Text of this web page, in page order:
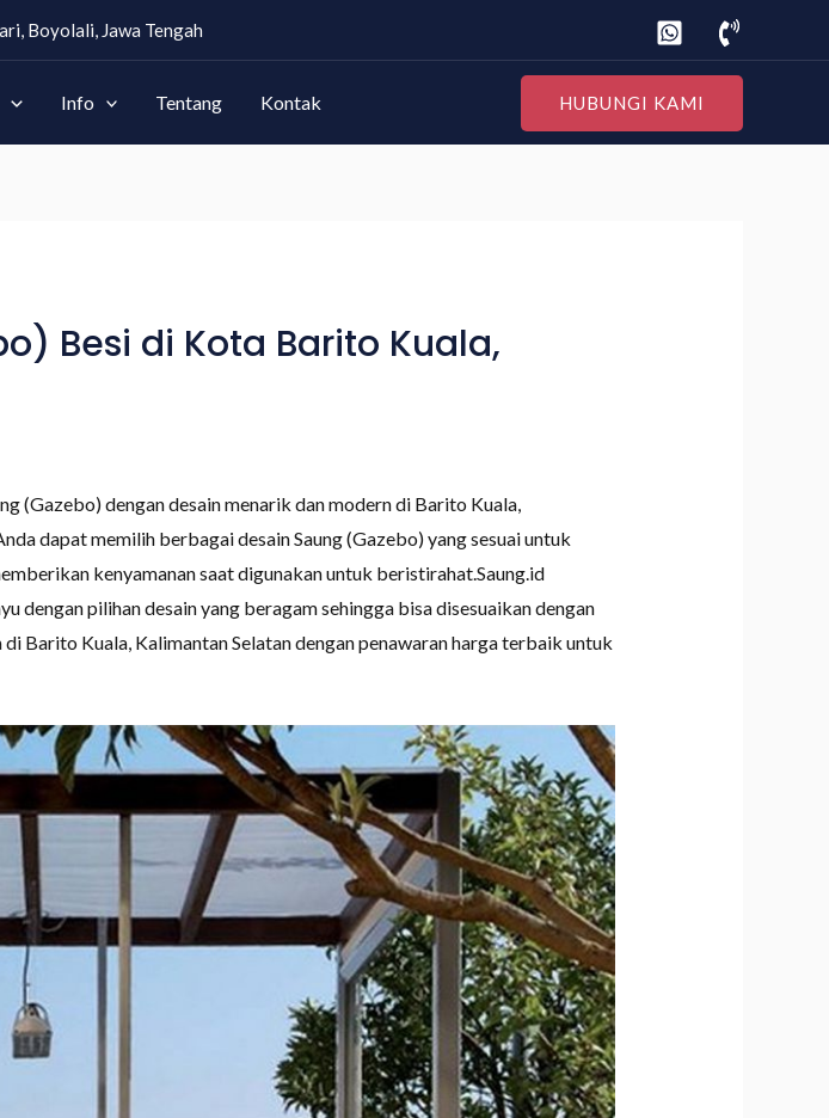
Boyolali, Jawa Tengah
Info Tentang Kontak HUBUNGI KAMI
Besi di Kota Barito Kuala,
(Gazebo) dengan desain menarik dan modern di Barito Kuala,
dapat memilih berbagai desain Saung (Gazebo) yang sesuai untuk
kenyamanan saat digunakan untuk beristirahat.Saung.id
dengan pilihan desain yang beragam sehingga bisa disesuaikan dengan
Barito Kuala, Kalimantan Selatan dengan penawaran harga terbaik untuk